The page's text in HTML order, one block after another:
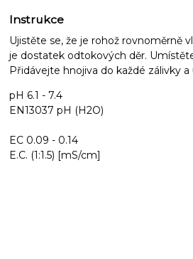
Instrukce
Ujistěte se, že je rohož rovnoměrně
je dostatek odtokových děr.
Přidávejte hnojiva do každé zálivky a
pH 6.1 - 7.4
EN13037 pH (H2O)
EC 0.09 - 0.14
E.C. (1:1.5) [mS/cm]